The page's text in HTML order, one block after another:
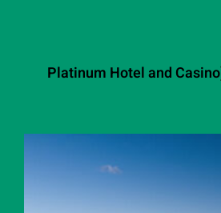
מלון כשר בבנסקו (Platinum Hotel and Casino